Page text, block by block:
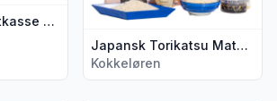
Miso Ramen Matkasse for 2 Kokkeløren
Japansk Torikatsu Matkasse for 2 Kokkeløren
Kokkeløren